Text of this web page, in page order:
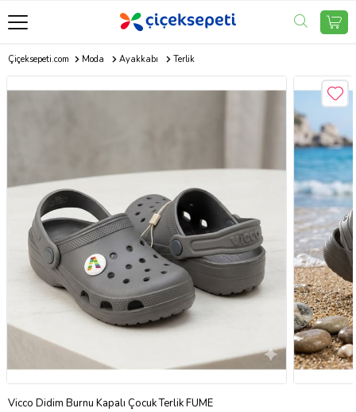
Çiçeksepeti.com Moda Ayakkabı Terlik
Vicco Didim Burnu Kapalı Çocuk Terlik FÜME